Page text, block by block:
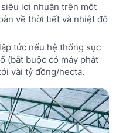
lợi nhuận trên một
về thời tiết và nhiệt độ
tức nếu hệ thống sục
(bắt buộc có máy phát
vài tỷ đồng/hecta.